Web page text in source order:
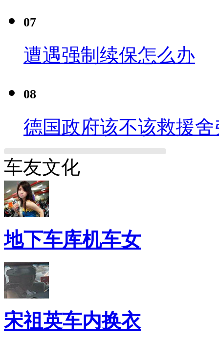
07
遭遇强制续保怎么办
08
德国政府该不该救援舍
车友文化
地下车库机车女
宋祖英车内换衣